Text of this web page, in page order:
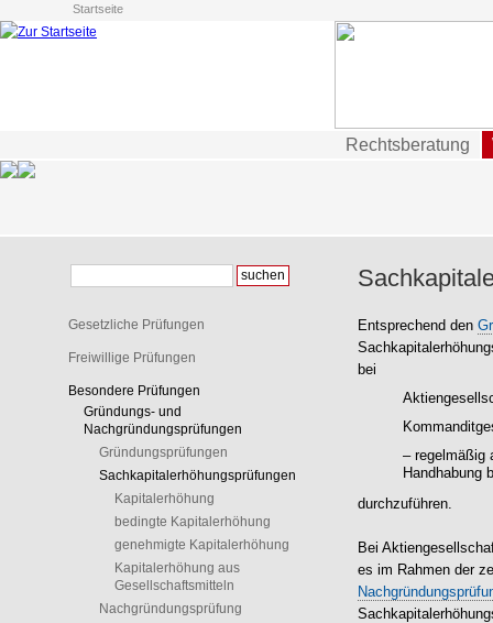
Startseite
Rechtsberatung
Gesetzliche Prüfungen
Freiwillige Prüfungen
Besondere Prüfungen
Gründungs- und
Nachgründungsprüfungen
Gründungsprüfungen
Sachkapitalerhöhungsprüfungen
Kapitalerhöhung
bedingte Kapitalerhöhung
genehmigte Kapitalerhöhung
Kapitalerhöhung aus
Gesellschaftsmitteln
Nachgründungsprüfung
Entsprechend den
bei
– regelmäßig
Handhabung
durchzuführen.
Bei
es im Rahmen der